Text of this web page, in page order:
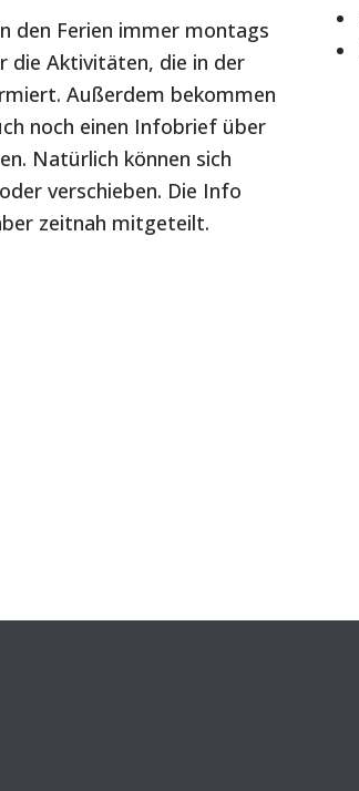
den Ferien immer montags
die Aktivitäten, die in der
Außerdem bekommen
noch einen Infobrief über
Natürlich können sich
verschieben. Die Info
zeitnah mitgeteilt.